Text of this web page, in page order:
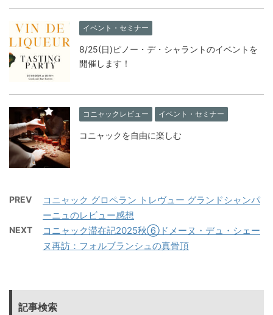
イベント・セミナー
8/25(日)ピノー・デ・シャラントのイベントを
開催します！
コニャックレビュー イベント・セミナー
コニャックを自由に楽しむ
PREV
コニャック グロペラン トレヴュー グランドシャンパ
ーニュのレビュー感想
NEXT
コニャック滞在記2025秋⑥ドメーヌ・デュ・シェー
ヌ再訪：フォルブランシュの真骨頂
記事検索